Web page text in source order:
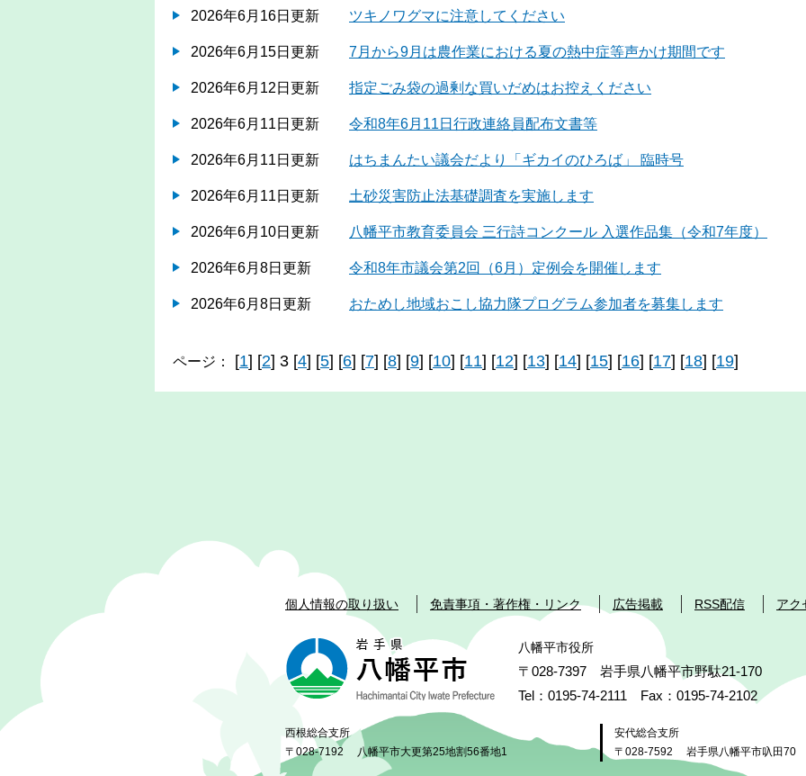
2026年6月16日更新 ツキノワグマに注意してください
2026年6月15日更新 7月から9月は農作業における夏の熱中症等声かけ期間です
2026年6月12日更新 指定ごみ袋の過剰な買いだめはお控えください
2026年6月11日更新 令和8年6月11日行政連絡員配布文書等
2026年6月11日更新 はちまんたい議会だより「ギカイのひろば」 臨時号
2026年6月11日更新 土砂災害防止法基礎調査を実施します
2026年6月10日更新 八幡平市教育委員会 三行詩コンクール 入選作品集（令和7年度）
2026年6月8日更新 令和8年市議会第2回（6月）定例会を開催します
2026年6月8日更新 おためし地域おこし協力隊プログラム参加者を募集します
ページ： [1] [2] 3 [4] [5] [6] [7] [8] [9] [10] [11] [12] [13] [14] [15] [16] [17] [18] [19]
個人情報の取り扱い 免責事項・著作権・リンク 広告掲載 RSS配信 アク
八幡平市役所
〒028-7397 岩手県八幡平市野駄21-170
Tel：0195-74-2111 Fax：0195-74-2102
西根総合支所
〒028-7192
八幡平市大更第25地割56番地1
安代総合支所
〒028-7592
岩手県八幡平市叺田70